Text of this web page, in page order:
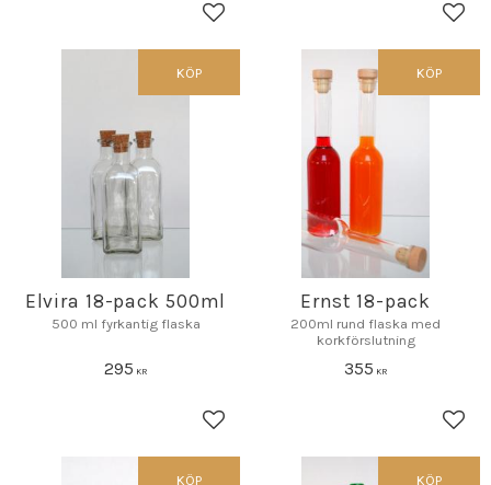
Lägg till i favoriter
Elvira 18-pack 500ml
500 ml fyrkantig flaska
295 KR
Lägg till i favoriter
KÖP
Ernst 18-pack
200ml rund flaska med
korkförslutning
355 KR
KÖP
KÖP KÖP